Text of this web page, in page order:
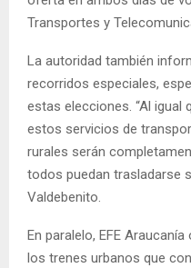
Transportes y
La autoridad también
recorridos especiales,
estas elecciones. “Al igual
estos servicios de
rurales serán
todos puedan trasladarse
Valdebenito.
En paralelo, EFE
los trenes urbanos que